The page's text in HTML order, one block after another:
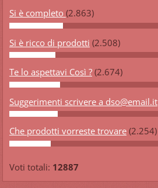
Si è completo (2.863)
Si è ricco di prodotti (2.508)
Te lo aspettavi Così ? (2.674)
Suggerimenti scrivere a dso@email.it
Che prodotti vorreste trovare (2.254)
Voti totali: 12887